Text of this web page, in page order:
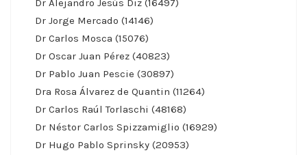
Dr Jorge Mercado (14146)
Dr Carlos Mosca (15076)
Dr Oscar Juan Pérez (40823)
Dr Pablo Juan Pescie (30897)
Dra Rosa Álvarez de Quantin (11264)
Dr Carlos Raúl Torlaschi (48168)
Dr Néstor Carlos Spizzamiglio (16929)
Dr Hugo Pablo Sprinsky (20953)